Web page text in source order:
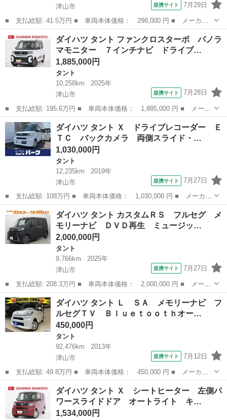
津山市
提携サイト 7月29日
■ 支払総額: 41.5万円 ■ 車両本体価格： 298,000 円 ■ メーカー
名： ダイハツ ■ 車種名： タント ■ グレード名： カスタム
Ｘ ＳＡＩＩ １年保証 片側電動スライドドア 純正１４インチア
ルミホイール ...
岡山 津山市 タント
ダイハツ タント ファンクロスターボ パノラ
マモニター ７インチナビ ドライブ…
1,885,000円
タント
10,258km
2025年
津山市
提携サイト 7月28日
■ 支払総額: 195.6万円 ■ 車両本体価格： 1,885,000 円 ■ メーカ
ー名： ダイハツ ■ 車種名： タント ■ グレード名： ファンク
ロスターボ パノラマモニター ７インチナビ ドライブレコーダ
ー 両側パ...
岡山 津山市 タント
ダイハツ タント Ｘ ドライブレコーダー Ｅ
ＴＣ バックカメラ 両側スライド・…
1,030,000円
タント
12,235km
2019年
津山市
提携サイト 7月27日
■ 支払総額: 108万円 ■ 車両本体価格： 1,030,000 円 ■ メーカー
名： ダイハツ ■ 車種名： タント ■ グレード名： Ｘ ドライ
ブレコーダー ＥＴＣ バックカメラ 両側スライド・片側電動 ナ
ビ ＴＶ ...
岡山 津山市 タント
ダイハツ タント カスタムＲＳ フルセグ メ
モリーナビ ＤＶＤ再生 ミュージッ…
2,000,000円
タント
9,766km
2025年
津山市
提携サイト 7月27日
■ 支払総額: 208.3万円 ■ 車両本体価格： 2,000,000 円 ■ メーカ
ー名： ダイハツ ■ 車種名： タント ■ グレード名： カスタム
ＲＳ フルセグ メモリーナビ ＤＶＤ再生 ミュージックプレイヤ
ー接続可...
岡山 津山市 タント
ダイハツ タント Ｌ ＳＡ メモリーナビ フ
ルセグＴＶ Ｂｌｕｅｔｏｏｔｈオー…
450,000円
タント
92,476km
2013年
津山市
提携サイト 7月12日
■ 支払総額: 49.8万円 ■ 車両本体価格： 450,000 円 ■ メーカー
名： ダイハツ ■ 車種名： タント ■ グレード名： Ｌ ＳＡ
メモリーナビ フルセグＴＶ Ｂｌｕｅｔｏｏｔｈオーディオ アイ
ドリングスト...
岡山 津山市 タント
ダイハツ タント Ｘ シートヒーター 左側パ
ワースライドドア オートライト キ…
1,534,000円